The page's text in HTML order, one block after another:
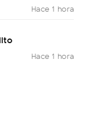
Hace 1 hora
Hace 1 hora